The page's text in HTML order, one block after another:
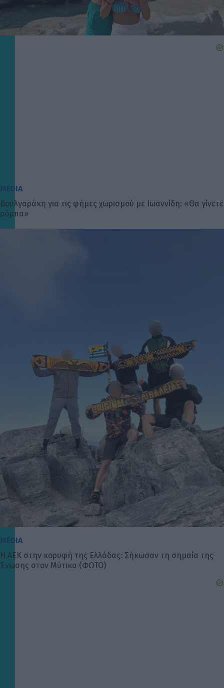
MEDIA
Βουλγαράκη για τις φήμες χωρισμού με Ιωαννίδη: «Θα γίνετε
ρόμπα»
MEDIA
Η ΑΕΚ στην κορυφή της Ελλάδας: Σήκωσαν τη σημαία της
Ένωσης στον Μύτικα (ΦΩΤΟ)